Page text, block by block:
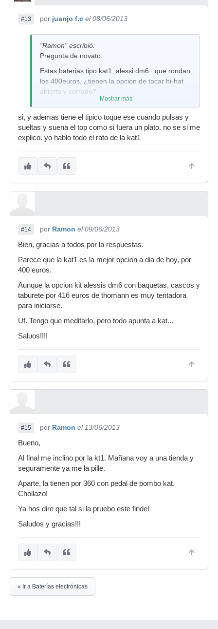
#13 por juanjo f.c el 08/06/2013
"Ramon" escribió:
Pregunta de novato:
Estas baterias tipo kat1, alessi dm6...que rondan
los 400euros, ¿tienen la opcion de tocar hi-hat
abierto y cerrado?
Gracias!
Mostrar más
si, y ademas tiene el tipico toque ese cuando pulsas y
sueltas y suena el top como si fuera un plato. no se si me
explico. yo hablo todo el rato de la kat1
#14 por Ramon el 09/06/2013
Bien, gracias a todos por la respuestas.
Parece que la kat1 es la mejor opcion a dia de hoy, por
400 euros.
Aunque la opcion kit alessis dm6 con baquetas, cascos y
taburete por 416 euros de thomann es muy tentadora
para iniciarse.
Uf. Tengo que meditarlo, pero todo apunta a kat...
Saluos!!!!
#15 por Ramon el 13/06/2013
Bueno,
Al final me inclino por la kt1. Mañana voy a una tienda y
seguramente ya me la pille.
Aparte, la tienen por 360 con pedal de bombo kat.
Chollazo!
Ya hos dire que tal si la pruebo este finde!
Saludos y gracias!!!
« Ir a Baterías electrónicas